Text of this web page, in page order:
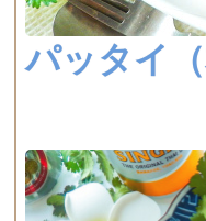
パッタイ（